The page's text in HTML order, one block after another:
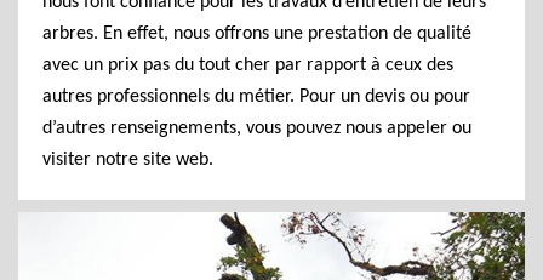
arbres. En effet, nous offrons une prestation de qualité
avec un prix pas du tout cher par rapport à ceux des
autres professionnels du métier. Pour un devis ou pour
d’autres renseignements, vous pouvez nous appeler ou
visiter notre site web.